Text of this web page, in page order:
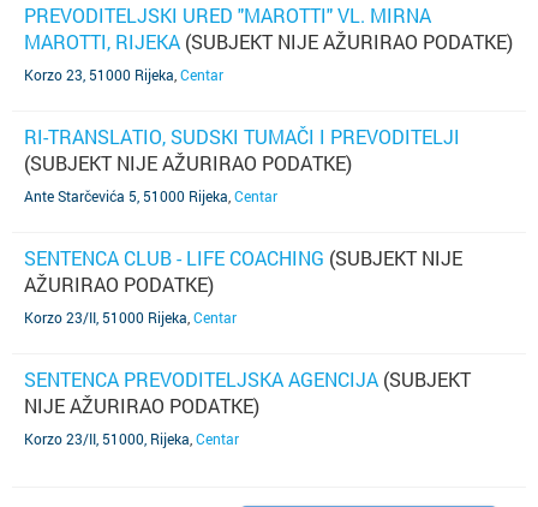
PREVODITELJSKI URED "MAROTTI" VL. MIRNA
MAROTTI, RIJEKA (SUBJEKT NIJE AŽURIRAO PODATKE)
Korzo 23, 51000 Rijeka Centar
RI-TRANSLATIO, SUDSKI TUMAČI I PREVODITELJI
(SUBJEKT NIJE AŽURIRAO PODATKE)
Ante Starčevića 5, 51000 Rijeka Centar
SENTENCA CLUB - LIFE COACHING (SUBJEKT NIJE
AŽURIRAO PODATKE)
Korzo 23/II, 51000 Rijeka Centar
SENTENCA PREVODITELJSKA AGENCIJA (SUBJEKT
NIJE AŽURIRAO PODATKE)
Korzo 23/II, 51000, Rijeka Centar